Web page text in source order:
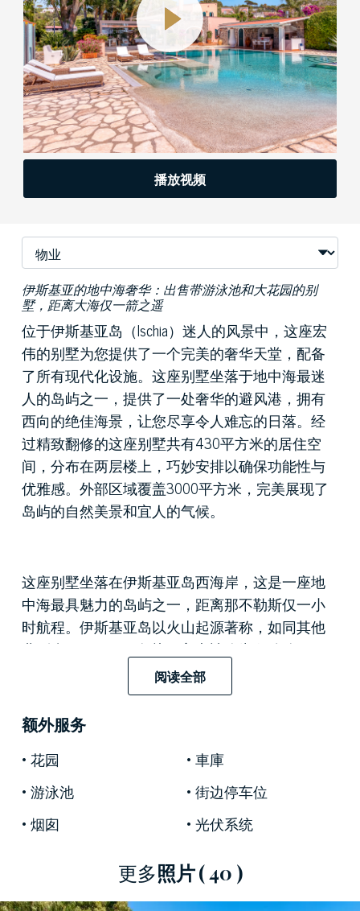
播放视频
伊斯基亚的地中海奢华：出售带游泳池和大花园的别
墅，距离大海仅一箭之遥
位于伊斯基亚岛（Ischia）迷人的风景中，这座宏
伟的别墅为您提供了一个完美的奢华天堂，配备
了所有现代化设施。这座别墅坐落于地中海最迷
人的岛屿之一，提供了一处奢华的避风港，拥有
西向的绝佳海景，让您尽享令人难忘的日落。经
过精致翻修的这座别墅共有430平方米的居住空
间，分布在两层楼上，巧妙安排以确保功能性与
优雅感。外部区域覆盖3000平方米，完美展现了
岛屿的自然美景和宜人的气候。
这座别墅坐落在伊斯基亚岛西海岸，这是一座地
中海最具魅力的岛屿之一，距离那不勒斯仅一小
时航程。伊斯基亚岛以火山起源著称，如同其他
弗列杰（Flegree）岛屿，它也被称为“绿色岛”，因
其罕见的自然风光、美丽的海滩以及众多天然温
泉源而闻名。正如皮尔·保罗·帕索里尼（Pier Paolo
Pasolini）所描述的那样，伊斯基亚岛被誉为“永恒
的夏日岛”，也是理想的季节外放松度假胜地。
闹的中心也很近，为您提供了便捷的访问，无论
品店以及历史和自然景点。
阅读全部
额外服务
花园
車庫
游泳池
街边停车位
烟囱
光伏系统
更多照片( 40 )